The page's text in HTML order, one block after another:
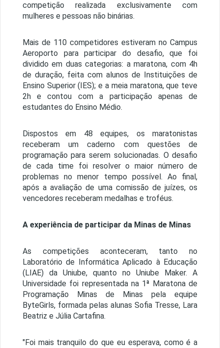
competição realizada exclusivamente com
mulheres e pessoas não binárias.
Mais de 110 competidores estiveram no Campus
Aeroporto para participar do desafio, que foi
dividido em duas categorias: a maratona, com 4h
de duração, feita com alunos de Instituições de
Ensino Superior (IES); e a meia maratona, que teve
2h e contou com a participação apenas de
estudantes do Ensino Médio.
Dispostos em 48 equipes, os maratonistas
receberam um caderno com questões de
programação para serem solucionadas. O desafio
de cada time foi resolver o maior número de
problemas no menor tempo possível. Ao final,
após a avaliação de uma comissão de juízes, os
vencedores receberam medalhas e troféus.
A experiência de participar da Minas de Minas
As competições aconteceram, tanto no
Laboratório de Informática Aplicado à Educação
(LIAE) da Uniube, quanto no Uniube Maker. A
Universidade foi representada na 1ª Maratona de
Programação Minas de Minas pela equipe
ByteGirls, formada pelas alunas Sofia Tresse, Lara
Beatriz e Júlia Cartafina.
"Foi mais tranquilo do que eu esperava, como é a